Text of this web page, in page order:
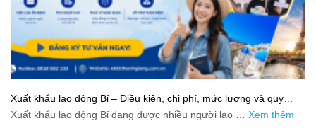
Xuất khẩu lao động Bỉ – Điều kiện, chi phí, mức lương và quy
trình chuẩn cho người lao động
Xuất khẩu lao động Bỉ đang được nhiều người lao … Xem thêm